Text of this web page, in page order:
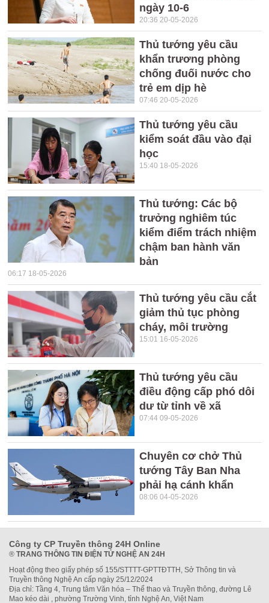
ngày 10-6
20:36 20-05-2026
Thủ tướng yêu cầu
khẩn trương phòng
chống đuối nước cho
trẻ em dịp hè
07:46 20-05-2026
Thủ tướng yêu cầu
kiểm soát đầu vào đại
học
15:40 18-05-2026
Thủ tướng: Các bộ
trưởng nghiêm túc
kiểm điểm trách nhiệm
chậm ban hành văn
bản
06:17 18-05-2026
Thủ tướng yêu cầu cắt
giảm thủ tục phòng
cháy, môi trường
15:01 16-05-2026
Thủ tướng yêu cầu
điều động cấp phó dôi
dư từ tỉnh về xã
07:44 09-05-2026
Chuyên cơ chở Thủ
tướng Tây Ban Nha
phải hạ cánh khẩn
08:06 04-05-2026
Công ty CP Truyền thông 24H Online
® TRANG THÔNG TIN ĐIỆN TỬ NGHỆ AN 24H
Hoạt động theo giấy phép số 155/STTTT-GPTTĐTTH, Sở Thông tin và
Truyền thông Nghệ An cấp ngày 25/12/2024
Địa chỉ: Tầng 4, Trung tâm Văn hóa – Thể thao và Truyền thông, đường Lê
Mao kéo dài , phường Trường Vinh, tỉnh Nghệ An, Việt Nam